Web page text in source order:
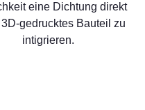
eine Dichtung direkt
gedrucktes Bauteil zu
intigrieren.